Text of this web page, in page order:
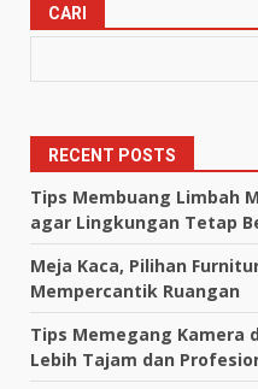
CARI
RECENT POSTS
Tips Membuang Limbah
agar Lingkungan Tetap
Meja Kaca, Pilihan
Mempercantik Ruangan
Tips Memegang Kamera
Lebih Tajam dan